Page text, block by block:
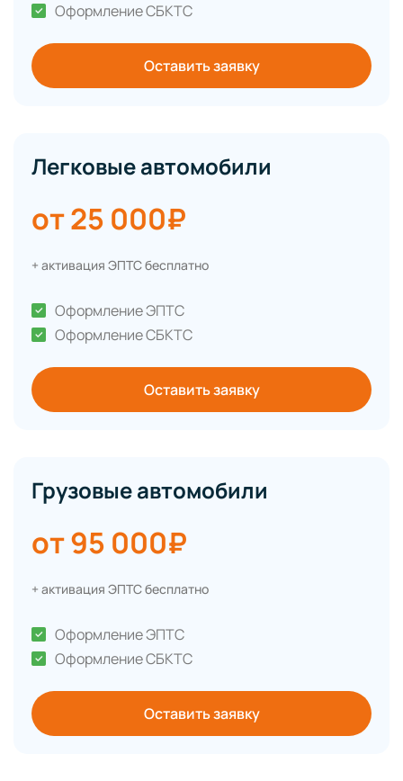
Оформление СБКТС
Оставить заявку
Легковые автомобили
от 25 000₽
+ активация ЭПТС бесплатно
Оформление ЭПТС
Оформление СБКТС
Оставить заявку
Грузовые автомобили
от 95 000₽
+ активация ЭПТС бесплатно
Оформление ЭПТС
Оформление СБКТС
Оставить заявку